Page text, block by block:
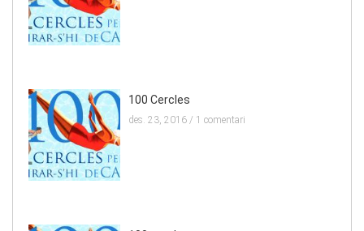
100 Cercles
des. 23, 2016 / 1 comentari